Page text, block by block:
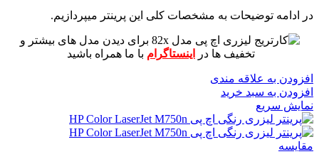
در ادامه توضیحات به مشخصات کلی این پرینتر میپردازیم.
برای دیدن مدل های بیشتر و
تخفیف ها در
اینستاگرام با ما همراه باشید
افزودن به علاقه مندی
افزودن به سبد خرید
نمایش سریع
مقايسه